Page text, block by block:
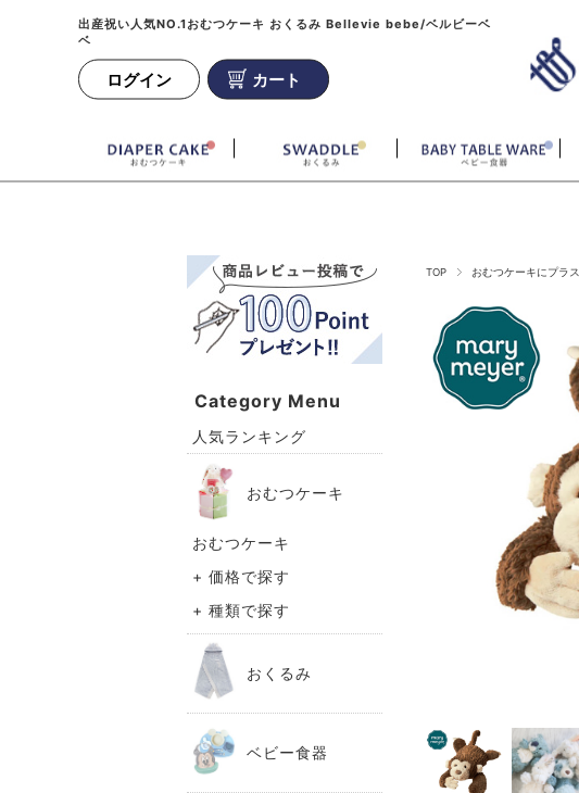
出産祝い人気NO.1おむつケーキ おくるみ Bellevie bebe/ベルビーベ
ベ
ログイン カート
TOP おむつケーキにプラス
Category Menu
人気ランキング
おむつケーキ
おむつケーキ
+ 価格で探す
+ 種類で探す
おくるみ
ベビー食器